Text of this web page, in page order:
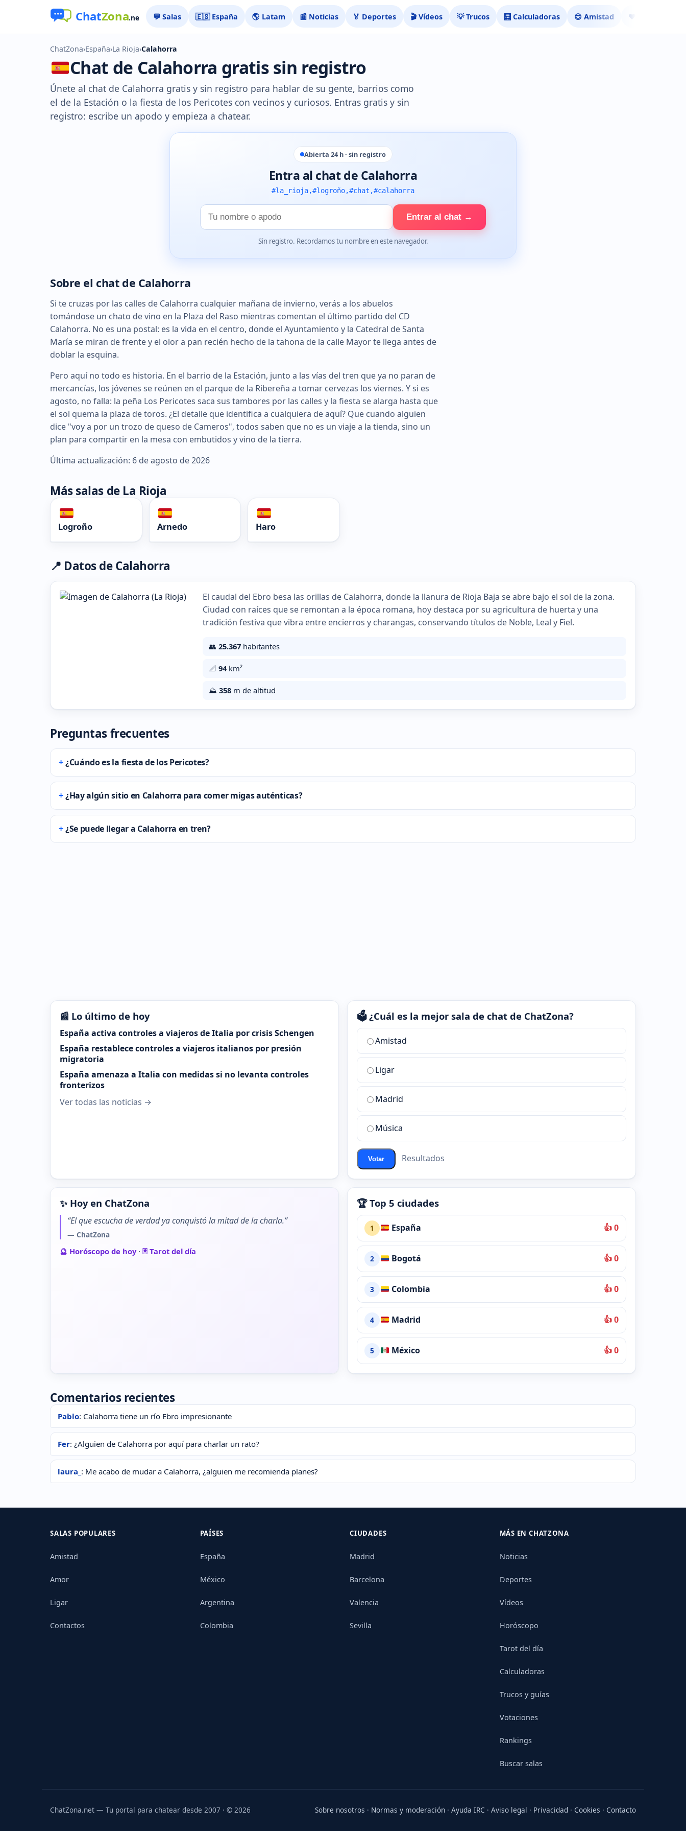
💬 Salas 🇪🇸 España 🌎 Latam 📰 Noticias 🏅 Deportes 🎬 Vídeos 💡 Trucos 🧮 Calculadoras 😊 Amistad ❤️ Ligar
ChatZona›España›La Rioja›Calahorra
Chat de Calahorra gratis sin registro
Únete al chat de Calahorra gratis y sin registro para hablar de su gente, barrios como
el de la Estación o la fiesta de los Pericotes con vecinos y curiosos. Entras gratis y sin
registro: escribe un apodo y empieza a chatear.
Abierta 24 h · sin registro
Entra al chat de Calahorra
#la_rioja,#logroño,#chat,#calahorra
Tu
nombre
Entrar al chat →
Sin registro. Recordamos tu nombre en este navegador.
Sobre el chat de Calahorra
Si te cruzas por las calles de Calahorra cualquier mañana de invierno, verás a los abuelos
tomándose un chato de vino en la Plaza del Raso mientras comentan el último partido del CD
Calahorra. No es una postal: es la vida en el centro, donde el Ayuntamiento y la Catedral de Santa
María se miran de frente y el olor a pan recién hecho de la tahona de la calle Mayor te llega antes de
doblar la esquina.
Pero aquí no todo es historia. En el barrio de la Estación, junto a las vías del tren que ya no paran de
mercancías, los jóvenes se reúnen en el parque de la Ribereña a tomar cervezas los viernes. Y si es
agosto, no falla: la peña Los Pericotes saca sus tambores por las calles y la fiesta se alarga hasta que
el sol quema la plaza de toros. ¿El detalle que identifica a cualquiera de aquí? Que cuando alguien
dice "voy a por un trozo de queso de Cameros", todos saben que no es un viaje a la tienda, sino un
plan para compartir en la mesa con embutidos y vino de la tierra.
Última actualización: 6 de agosto de 2026
Más salas de La Rioja
Logroño Arnedo Haro
📍 Datos de Calahorra
El caudal del Ebro besa las orillas de Calahorra, donde la llanura de Rioja Baja se abre bajo el sol de la zona.
Ciudad con raíces que se remontan a la época romana, hoy destaca por su agricultura de huerta y una
tradición festiva que vibra entre encierros y charangas, conservando títulos de Noble, Leal y Fiel.
👥 25.367 habitantes
📐 94km²
⛰️ 358 m de altitud
Preguntas frecuentes
¿Cuándo es la fiesta de los Pericotes?
¿Hay algún sitio en Calahorra para comer migas auténticas?
¿Se puede llegar a Calahorra en tren?
📰 Lo último de hoy
España activa controles a viajeros de Italia por crisis Schengen
España restablece controles a viajeros italianos por presión
migratoria
España amenaza a Italia con medidas si no levanta controles
fronterizos
Ver todas las noticias →
🗳️ ¿Cuál es la mejor sala de chat de ChatZona?
¿Cuál
la
mejor
sala
chat
ChatZona?
Amistad
Ligar
Madrid
Música
Votar Resultados
✨ Hoy en ChatZona
“El que escucha de verdad ya conquistó la mitad de la charla.”
— ChatZona
🔮 Horóscopo de hoy· 🃏 Tarot del día
🏆 Top 5 ciudades
1 España 👍 0
2 Bogotá 👍 0
3 Colombia 👍 0
4 Madrid 👍 0
5 México 👍 0
Comentarios recientes
Pablo: Calahorra tiene un río Ebro impresionante
Fer: ¿Alguien de Calahorra por aquí para charlar un rato?
laura_ : Me acabo de mudar a Calahorra, ¿alguien me recomienda planes?
SALAS POPULARES
Amistad
Amor
Ligar
Contactos
PAÍSES
España
México
Argentina
Colombia
CIUDADES
Madrid
Barcelona
Valencia
Sevilla
MÁS EN CHATZONA
Noticias
Deportes
Vídeos
Horóscopo
Tarot del día
Calculadoras
Trucos y guías
Votaciones
Rankings
Buscar salas
ChatZona.net — Tu portal para chatear desde 2007 · © 2026 Sobre nosotros · Normas y moderación · Ayuda IRC · Aviso legal · Privacidad · Cookies · Contacto